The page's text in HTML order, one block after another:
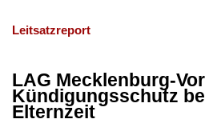
Leitsatzreport
LAG Mecklenburg-
Kündigungsschutz
Elternzeit